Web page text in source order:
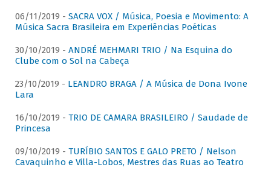
06/11/2019 - SACRA VOX / Música, Poesia e Movimento: A
Música Sacra Brasileira em Experiências Poéticas
30/10/2019 - ANDRÉ MEHMARI TRIO / Na Esquina do
Clube com o Sol na Cabeça
23/10/2019 - LEANDRO BRAGA / A Música de Dona Ivone
Lara
16/10/2019 - TRIO DE CAMARA BRASILEIRO / Saudade de
Princesa
09/10/2019 - TURÍBIO SANTOS E GALO PRETO / Nelson
Cavaquinho e Villa-Lobos, Mestres das Ruas ao Teatro